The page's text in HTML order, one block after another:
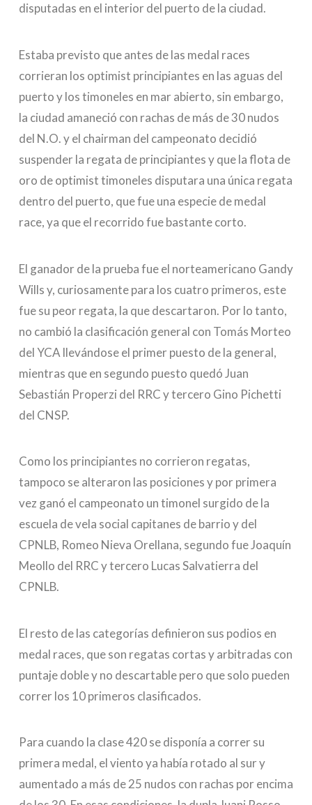
disputadas en el interior del puerto de la ciudad.
Estaba previsto que antes de las medal races
corrieran los optimist principiantes en las aguas del
puerto y los timoneles en mar abierto, sin embargo,
la ciudad amaneció con rachas de más de 30 nudos
del N.O. y el chairman del campeonato decidió
suspender la regata de principiantes y que la flota de
oro de optimist timoneles disputara una única regata
dentro del puerto, que fue una especie de medal
race, ya que el recorrido fue bastante corto.
El ganador de la prueba fue el norteamericano Gandy
Wills y, curiosamente para los cuatro primeros, este
fue su peor regata, la que descartaron. Por lo tanto,
no cambió la clasificación general con Tomás Morteo
del YCA llevándose el primer puesto de la general,
mientras que en segundo puesto quedó Juan
Sebastián Properzi del RRC y tercero Gino Pichetti
del CNSP.
Como los principiantes no corrieron regatas,
tampoco se alteraron las posiciones y por primera
vez ganó el campeonato un timonel surgido de la
escuela de vela social capitanes de barrio y del
CPNLB, Romeo Nieva Orellana, segundo fue Joaquín
Meollo del RRC y tercero Lucas Salvatierra del
CPNLB.
El resto de las categorías definieron sus podios en
medal races, que son regatas cortas y arbitradas con
puntaje doble y no descartable pero que solo pueden
correr los 10 primeros clasificados.
Para cuando la clase 420 se disponía a correr su
primera medal, el viento ya había rotado al sur y
aumentado a más de 25 nudos con rachas por encima